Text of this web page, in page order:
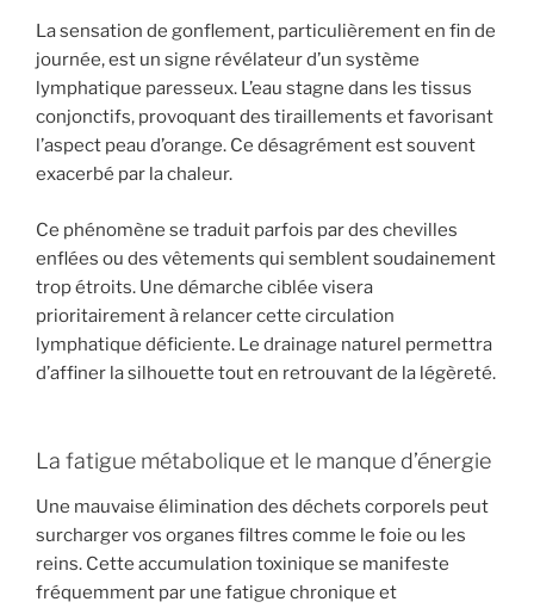
La sensation de gonflement, particulièrement en fin de
journée, est un signe révélateur d’un système
lymphatique paresseux. L’eau stagne dans les tissus
conjonctifs, provoquant des tiraillements et favorisant
l’aspect peau d’orange. Ce désagrément est souvent
exacerbé par la chaleur.
Ce phénomène se traduit parfois par des chevilles
enflées ou des vêtements qui semblent soudainement
trop étroits. Une démarche ciblée visera
prioritairement à relancer cette circulation
lymphatique déficiente. Le drainage naturel permettra
d’affiner la silhouette tout en retrouvant de la légèreté.
La fatigue métabolique et le manque d’énergie
Une mauvaise élimination des déchets corporels peut
surcharger vos organes filtres comme le foie ou les
reins. Cette accumulation toxinique se manifeste
fréquemment par une fatigue chronique et